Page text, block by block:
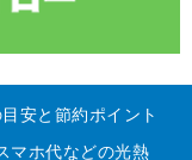
安と節約ポイント
マホ代などの光熱